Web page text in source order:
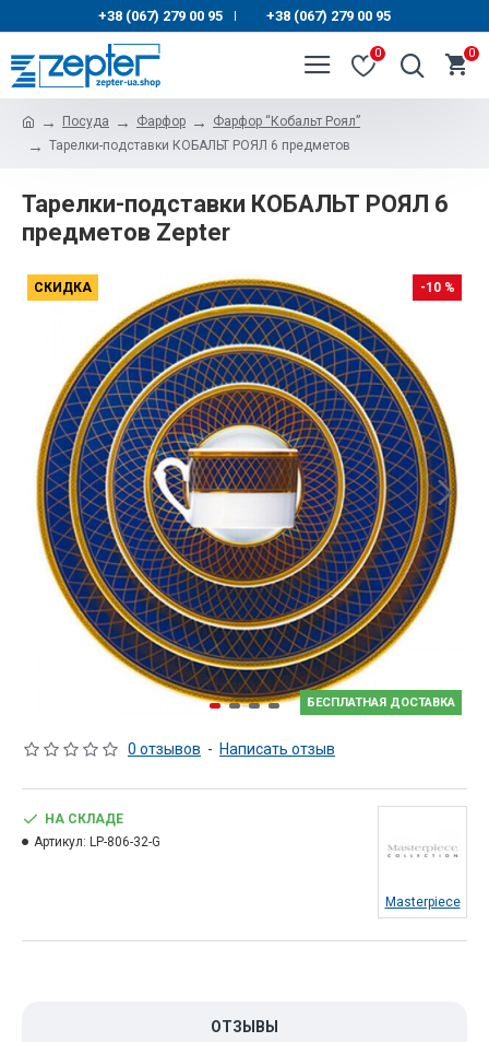
+38 (067) 279 00 95 | +38 (067) 279 00 95
0 0
Посуда Фарфор
Фарфор “Кобальт Роял”
Тарелки-подставки КОБАЛЬТ РОЯЛ 6 предметов
Тарелки-подставки КОБАЛЬТ РОЯЛ 6
предметов Zepter
СКИДКА
БЕСПЛАТНАЯ ДОСТАВКА
-10 %
0 отзывов - Написать отзыв
НА СКЛАДЕ
Артикул: LP-806-32-G
Masterpiece
ОТЗЫВЫ